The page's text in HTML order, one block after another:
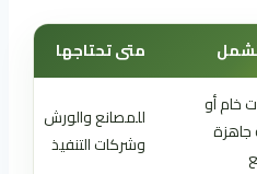
متى تحتاجها
خام أو
جاهزة
للمصانع والورش
وشركات التنفيذ